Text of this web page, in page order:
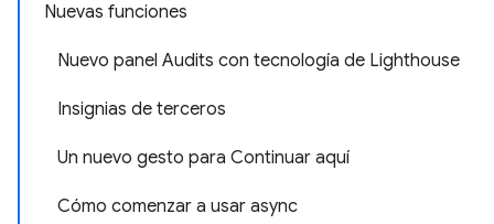
Nuevas funciones
Nuevo panel Audits con tecnología de Lighthouse
Insignias de terceros
Un nuevo gesto para Continuar aquí
Cómo comenzar a usar async